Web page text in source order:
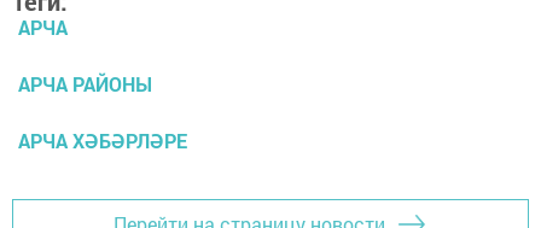
АРЧА
АРЧА РАЙОНЫ
АРЧА ХӘБӘРЛӘРЕ